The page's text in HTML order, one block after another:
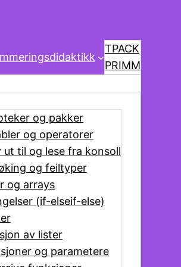
TPACK
PRIMM
og pakker
og operatorer
ut til og lese fra konsoll
og feiltyper
og arrays
(if-elseif-else)
av lister
og parametere